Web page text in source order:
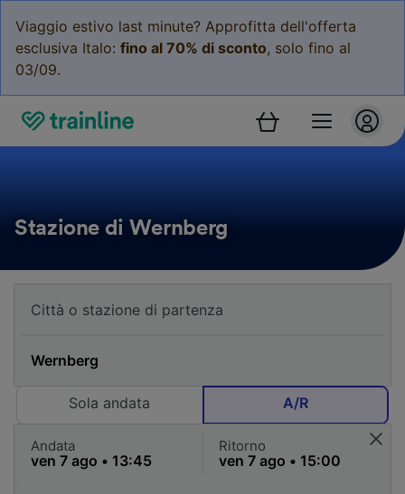
Viaggio estivo last minute? Approfitta dell'offerta
esclusiva Italo: fino al 70% di sconto, solo fino al
03/09.
Stazione di Wernberg
Sola andata A/R
Andata Ritorno